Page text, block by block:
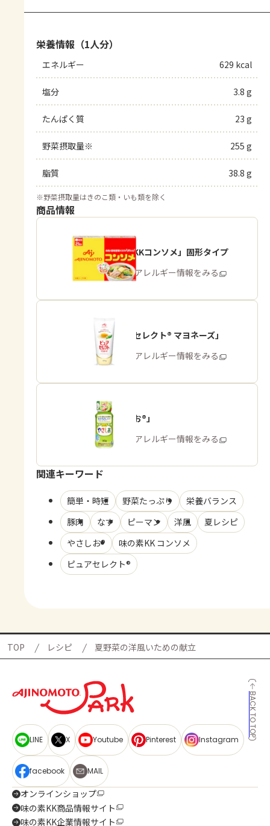
栄養情報（1人分）
エネルギー 629 kcal
塩分 3.8 g
たんぱく質 23 g
野菜摂取量※ 255 g
脂質 38.8 g
※野菜摂取量はきのこ類・いも類を除く
商品情報
「味の素KKコンソメ」固形タイプ
商品・アレルギー情報をみる
「ピュアセレクト® マヨネーズ」
商品・アレルギー情報をみる
「やさしお®」
商品・アレルギー情報をみる
関連キーワード
簡単・時短 野菜たっぷり
栄養バランス
豚肉
なす ピーマン 洋風
夏レシピ
やさしお®
味の素KK コンソメ
ピュアセレクト®
TOP レシピ 夏野菜の洋風いための献立
BACK TO TOP
LINE X Youtube Pinterest Instagram
facebook MAIL
オンラインショップ
味の素KK商品情報サイト
味の素KK企業情報サイト